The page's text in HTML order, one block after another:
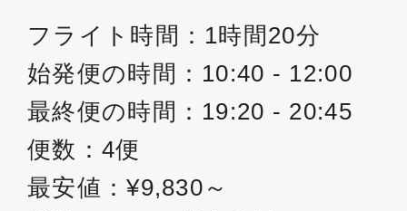
フライト時間：1時間20分
始発便の時間：10:40 - 12:00
最終便の時間：19:20 - 20:45
便数：4便
最安値：¥9,830～